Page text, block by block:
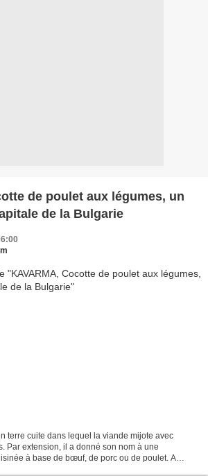
de poulet aux légumes, un
de la Bulgarie
terre cuite dans lequel la viande mijote avec
Par extension, il a donné son nom à une
à base de bœuf, de porc ou de poulet. A